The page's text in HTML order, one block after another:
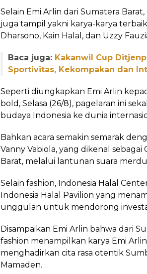
Selain Emi Arlin dari Sumatera
juga tampil yakni karya-karya
Dharsono, Kain Halal, dan Uzzy
Baca juga: Kakanwil Cup
Sportivitas, Kekompakan dan
Seperti diungkapkan Emi Arlin
bold, Selasa (26/8), pagelaran ini
budaya Indonesia ke dunia
Bahkan acara semakin semarak
Vanny Vabiola, yang dikenal sebagai
Barat, melalui lantunan suara
Selain fashion, Indonesia Halal
Indonesia Halal Pavilion yang
unggulan untuk mendorong
Disampaikan Emi Arlin bahwa dari
fashion menampilkan karya Emi
menghadirkan cita rasa otentik
Mamaden.